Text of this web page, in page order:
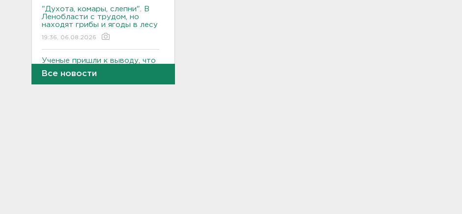
"Духота, комары, слепни". В
Ленобласти с трудом, но
находят грибы и ягоды в лесу
19:36, 06.08.2026
Ученые пришли к выводу, что
парком спасает от этой
болезни
Все новости